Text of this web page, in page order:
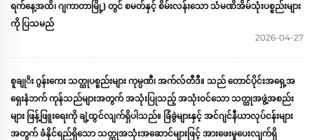
ရက်နေ့အထိ၊ ဂျကာတာမြို့) တွင် စမတ်နှင့် စိမ်းလန်းသော သံမဏိအိမ်သုံးပစ္စည်းများ
ကို ပြသမည်
2026-04-27
စူချုိး ဂွန်းကေး သတ္ထုပစ္စည်းများ ကုမ္ပဏီ၊ အက်လ်တီဒီ။ သည် တောင်ပိုင်းအရှေ့အ
ရှေးနံဘက် ကုန်သည်များအတွက် အသုံးပြုသည့် အသုံးဝင်သော သတ္ထုအဖွဲ့အစည်း
များ ဖြန့်ဖြူးရေးကို ချဲ့ထွင်လျက်ရှိပါသည်။ ခြံခွဲများနှင့် အင်ဂျင်နီယာလုပ်ငန်းများ
အတွက် ခံနိုင်ရည်ရှိသော သတ္ထုအသုံးအဆောင်များဖြင့် အားဖေးမှုပေးလျက်ရှိ